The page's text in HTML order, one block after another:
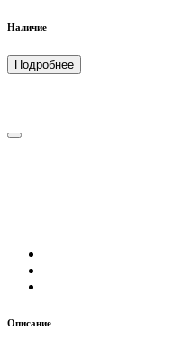
Наличие
Подробнее
Описание